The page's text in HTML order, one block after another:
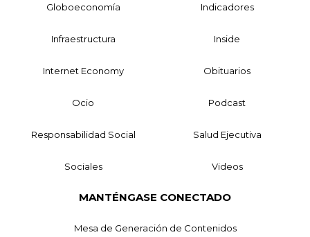
Globoeconomía Indicadores
Infraestructura Inside
Internet Economy Obituarios
Ocio Podcast
Responsabilidad Social Salud Ejecutiva
Sociales Videos
MANTÉNGASE CONECTADO
Mesa de Generación de Contenidos